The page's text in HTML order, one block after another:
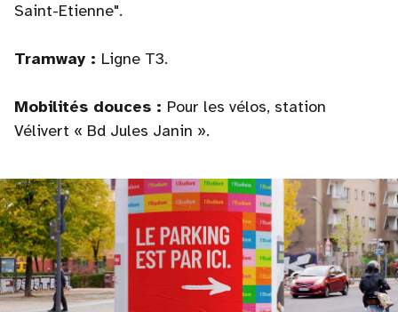
Saint-Etienne".
Tramway : Ligne T3.
Mobilités douces : Pour les vélos, station
Vélivert « Bd Jules Janin ».